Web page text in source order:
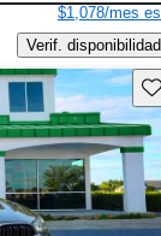
$1,078/mes
Verif. disponibilidad